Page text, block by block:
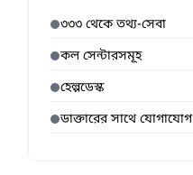
৩৩৩ থেকে তথ্য-সেবা
কল সেন্টারসমূহ
হেল্পডেস্ক
ডাক্তারের সাথে যোগাযোগ